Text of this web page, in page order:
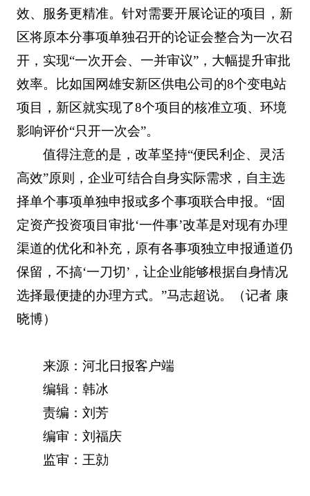
效、服务更精准。针对需要开展论证的项目，新
区将原本分事项单独召开的论证会整合为一次召
开，实现“一次开会、一并审议”，大幅提升审批
效率。比如国网雄安新区供电公司的8个变电站
项目，新区就实现了8个项目的核准立项、环境
影响评价“只开一次会”。
值得注意的是，改革坚持“便民利企、灵活
高效”原则，企业可结合自身实际需求，自主选
择单个事项单独申报或多个事项联合申报。“固
定资产投资项目审批‘一件事’改革是对现有办理
渠道的优化和补充，原有各事项独立申报通道仍
保留，不搞‘一刀切’，让企业能够根据自身情况
选择最便捷的办理方式。”马志超说。（记者 康
晓博）
来源：河北日报客户端
编辑：韩冰
责编：刘芳
编审：刘福庆
监审：王勍